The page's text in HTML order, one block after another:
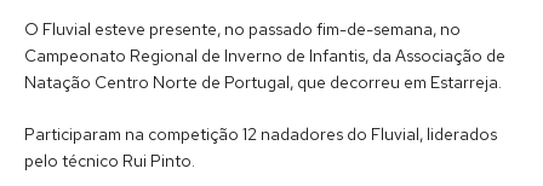
O Fluvial esteve presente, no passado fim-de-semana, no
Campeonato Regional de Inverno de Infantis, da Associação de
Natação Centro Norte de Portugal, que decorreu em Estarreja.
Participaram na competição 12 nadadores do Fluvial, liderados
pelo técnico Rui Pinto.